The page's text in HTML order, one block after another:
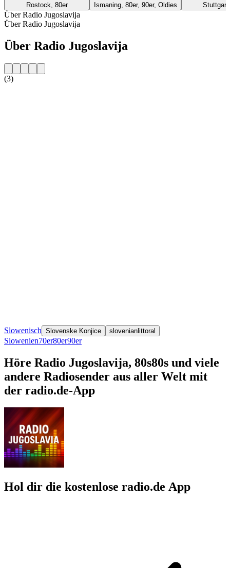
Rostock, 80er
Ismaning, 80er, 90er, Oldies
Über Radio Jugoslavija
Über Radio Jugoslavija
Über Radio Jugoslavija
(3)
Slowenisch Slovenske Konjice slovenianlittoral
Slowenien70er80er90er
Höre Radio Jugoslavija, 80s80s und viele
andere Radiosender aus aller Welt mit
der radio.de-App
Hol dir die kostenlose radio.de App